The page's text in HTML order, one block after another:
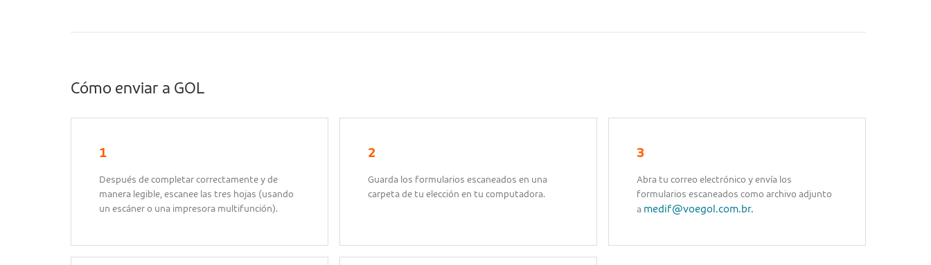
Cómo enviar a GOL
1
Después de completar correctamente y de
manera legible, escanee las tres hojas (usando
un escáner o una impresora multifunción).
2
Guarda los formularios escaneados en una
carpeta de tu elección en tu computadora.
3
Abra tu correo electrónico y envía los
formularios escaneados como archivo adjunto
a medif@voegol.com.br.